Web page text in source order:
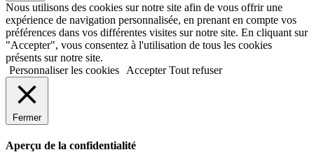
Nous utilisons des cookies sur notre site afin de vous offrir une
expérience de navigation personnalisée, en prenant en compte vos
préférences dans vos différentes visites sur notre site. En cliquant sur
"Accepter", vous consentez à l'utilisation de tous les cookies
présents sur notre site.
Personnaliser les cookies
Accepter Tout refuser
Fermer
Aperçu de la confidentialité